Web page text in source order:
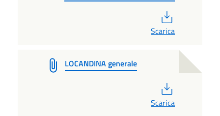
Scarica
LOCANDINA generale
Scarica